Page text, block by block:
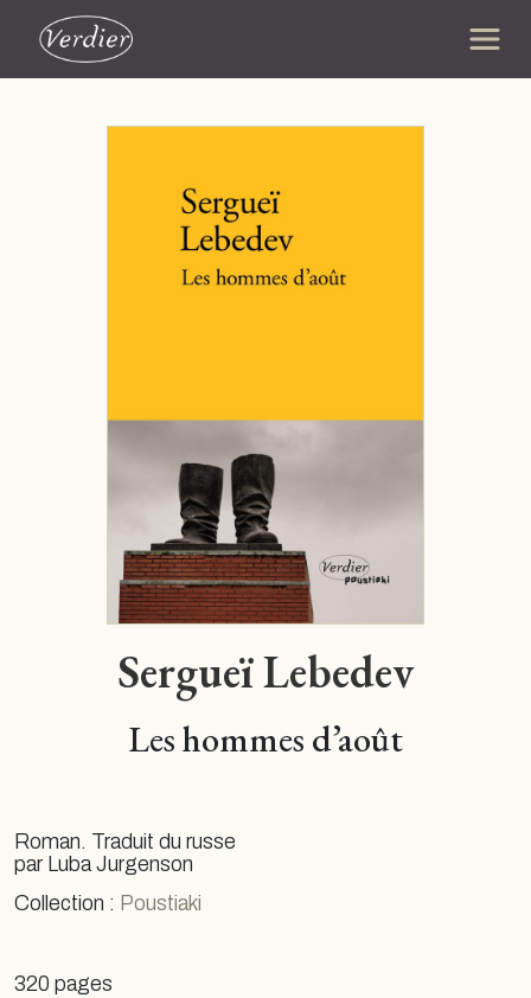
Sergueï Lebedev
Les hommes d’août
Roman. Traduit du russe
par Luba Jurgenson
Collection : Poustiaki
320 pages